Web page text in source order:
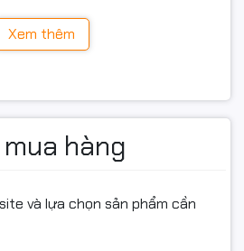
3giúp rút ngắn thời gian khởi
mở rộng
Xem thêm
hàng
và lựa chọn sản phẩm cần